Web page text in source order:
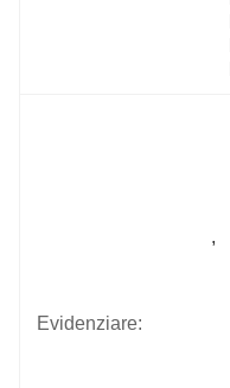
Evidenziare:
,